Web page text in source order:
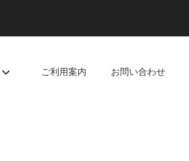
ご利用案内 お問い合わせ